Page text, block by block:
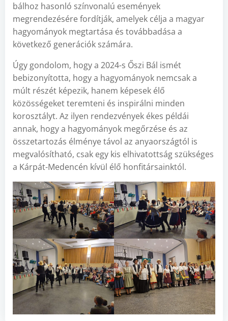
bálhoz hasonló színvonalú események
megrendezésére fordítják, amelyek célja a magyar
hagyományok megtartása és továbbadása a
következő generációk számára​.
Úgy gondolom, hogy a 2024-s Őszi Bál ismét
bebizonyította, hogy a hagyományok nemcsak a
múlt részét képezik, hanem képesek élő
közösségeket teremteni és inspirálni minden
korosztályt. Az ilyen rendezvények ékes példái
annak, hogy a hagyományok megőrzése és az
összetartozás élménye távol az anyaországtól is
megvalósítható, csak egy kis elhivatottság szükséges
a Kárpát-Medencén kívül élő honfitársainktól.